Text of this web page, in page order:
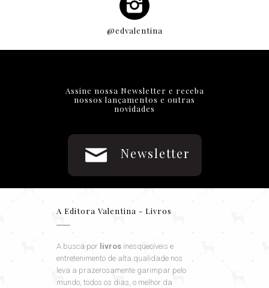
@edvalentina
Assine nossa Newsletter e receba
nossos lançamentos e outras
novidades
Newsletter
A Editora Valentina - Livros
A busca por livros inesquecíveis e
entretenimento de alta qualidade nos
leva a prazerosamente garimpar pelo
mundo, todos os dias, o melhor da